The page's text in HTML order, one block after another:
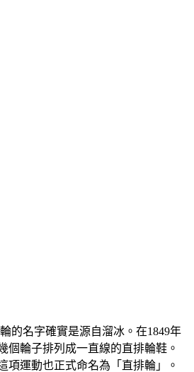
的名字確實是源自溜冰。在1849年
輪子排列成一直線的直排輪鞋。
項運動也正式命名為「直排輪」。